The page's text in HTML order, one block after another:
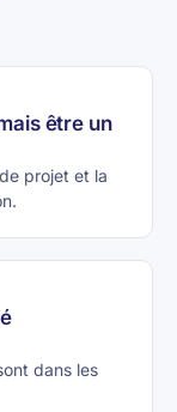
être un
projet et la
dans les